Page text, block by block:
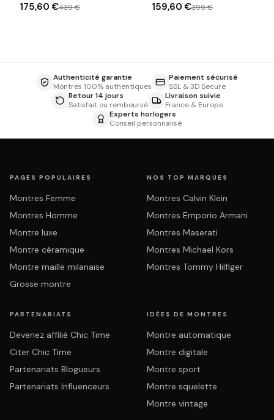
175,60 €439 € 159,60 €399 €
Authenticité garantie
Montres 100% authentiques
Paiement sécurisé
SSL & 3D Secure
Retour 14 jours
Satisfait ou remboursé
Livraison suivie
France & Europe
Experts horlogers
Conseil personnalisé
PAGES POPULAIRES
Montres Femme
Montres Homme
Montre luxe
Montre céramique
Montre maille milanaise
Grosse montre
NOS TOP MARQUES
Montres Calvin Klein
Montres Emporio Armani
Montres Maserati
Montres Michael Kors
Montres Tommy Hilfiger
PARTENARIATS
Devenez affilié Chic Time
Citer Chic Time
Partenariats Blogueurs
Partenariats Influenceurs
IDÉES DE MONTRES
Montre automatique
Montre digitale
Montre sport
Montre squelette
Montre vintage